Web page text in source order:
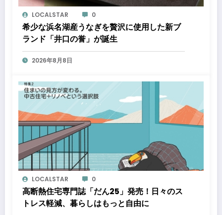
LOCALSTAR 0
希少な浜名湖産うなぎを贅沢に使用した新ブ
ランド「井口の誉」が誕生
2026年8月8日
LOCALSTAR 0
高断熱住宅専門誌「だん25」発売！日々のス
トレス軽減、暮らしはもっと自由に